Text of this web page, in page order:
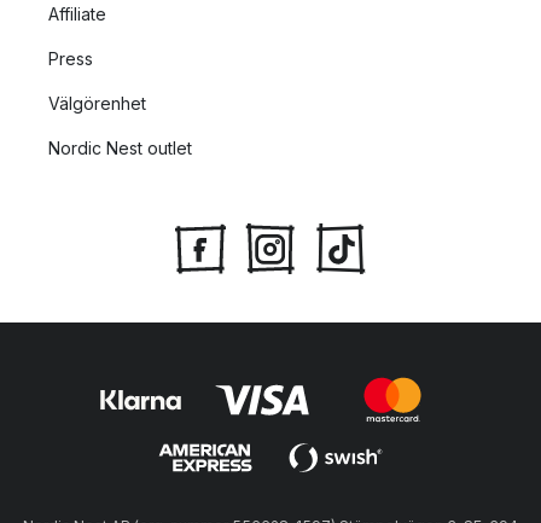
Affiliate
Press
Välgörenhet
Nordic Nest outlet